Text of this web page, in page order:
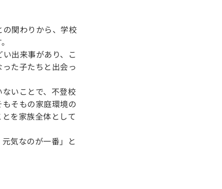
関わりから、学校
出来事があり、こ
た子たちと出会っ
いことで、不登校
そもの家庭環境の
を家族全体として
気なのが一番」と